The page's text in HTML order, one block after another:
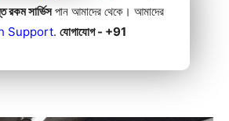
রকম সার্ভিসপান আমাদের থেকে। আমাদের
Support. যোগাযোগ - +91